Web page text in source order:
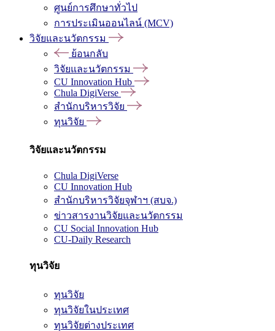
ศูนย์การศึกษาทั่วไป
การประเมินออนไลน์ (MCV)
วิจัยและนวัตกรรม
ย้อนกลับ
วิจัยและนวัตกรรม
CU Innovation Hub
Chula DigiVerse
สำนักบริหารวิจัย
ทุนวิจัย
วิจัยและนวัตกรรม
Chula DigiVerse
CU Innovation Hub
สำนักบริหารวิจัยจุฬาฯ (สบจ.)
ข่าวสารงานวิจัยและนวัตกรรม
CU Social Innovation Hub
CU-Daily Research
ทุนวิจัย
ทุนวิจัย
ทุนวิจัยในประเทศ
ทุนวิจัยต่างประเทศ